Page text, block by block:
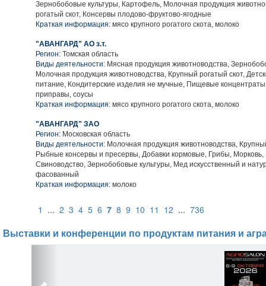
Зернобобовые культуры, Картофель, Молочная продукция
рогатый скот, Консервы плодово-фруктово-ягодные
Краткая информация: мясо крупного рогатого скота, молоко
"АВАНГАРД" АО з.т.
Регион: Томская область
Виды деятельности: Мясная продукция животноводства,
Молочная продукция животноводства, Крупный рогатый скот,
питание, Кондитерские изделия не мучные, Пищевые
приправы, соусы
Краткая информация: мясо крупного рогатого скота, молоко
"АВАНГАРД" ЗАО
Регион: Московская область
Виды деятельности: Молочная продукция животноводства,
Рыбные консервы и пресервы, Добавки кормовые, Грибы,
Свиноводство, Зернобобовые культуры, Мед искусственный и
фасованный
Краткая информация: молоко
1 ... 2 3 4 5 6 7 8 9 10 11 12 ... 736
Выставки и конференции по продуктам питания и